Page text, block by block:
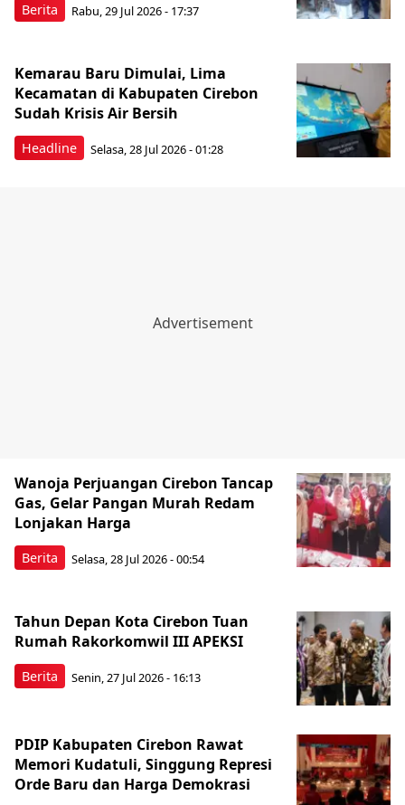
Berita Rabu, 29 Jul 2026 - 17:37
Headline
Kemarau Baru Dimulai, Lima
Kecamatan di Kabupaten Cirebon
Sudah Krisis Air Bersih
Selasa, 28 Jul 2026 - 01:28
Berita
Wanoja Perjuangan Cirebon Tancap
Gas, Gelar Pangan Murah Redam
Lonjakan Harga
Selasa, 28 Jul 2026 - 00:54
Berita
Tahun Depan Kota Cirebon Tuan
Rumah Rakorkomwil III APEKSI
Senin, 27 Jul 2026 - 16:13
PDIP Kabupaten Cirebon Rawat
Memori Kudatuli, Singgung Represi
Orde Baru dan Harga Demokrasi